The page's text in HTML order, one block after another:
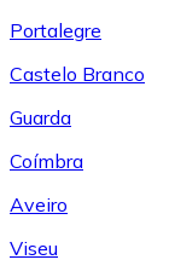
Portalegre
Castelo Branco
Guarda
Coímbra
Aveiro
Viseu